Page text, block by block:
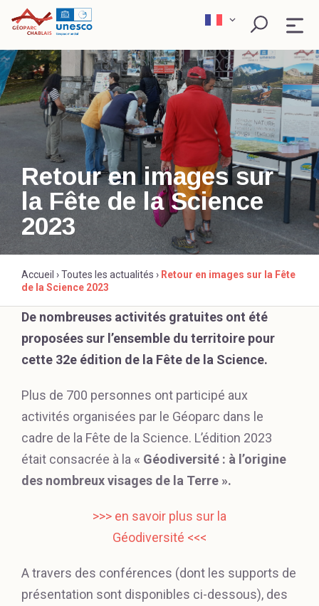
QU’EST-CE QU’UN GÉOPARC ?
EXPLORER
PÉDAGOGIE
SCIENCE ET RECHERCHE
ACTEURS ENGAGÉS
Rechercher
Retour en images sur
la Fête de la Science
2023
Accueil ›Toutes les actualités › Retour en images sur la Fête
de la Science 2023
De nombreuses activités gratuites ont été
proposées sur l’ensemble du territoire pour
cette 32e édition de la Fête de la Science.
Plus de 700 personnes ont participé aux
activités organisées par le Géoparc dans le
cadre de la Fête de la Science. L’édition 2023
était consacrée à la« Géodiversité : à l’origine
des nombreux visages de la Terre ».
>>> en savoir plus sur la
Géodiversité <<<
A travers des conférences (dont les supports de
présentation sont disponibles ci-dessous), des